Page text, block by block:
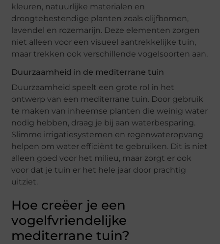
kleuren, natuurlijke materialen en
droogtebestendige planten zoals olijfbomen,
lavendel en rozemarijn. Deze elementen zorgen
niet alleen voor een visueel aantrekkelijke tuin,
maar trekken ook verschillende vogelsoorten aan.
Duurzaamheid in de mediterrane tuin
Duurzaamheid speelt een grote rol in het
ontwerp van een mediterrane tuin. Door gebruik
te maken van inheemse planten die weinig water
nodig hebben, draag je bij aan waterbesparing.
Slimme irrigatiesystemen en regenwateropvang
helpen om water efficiënt te gebruiken. Dit is niet
alleen goed voor het milieu, maar zorgt er ook
voor dat je tuin er het hele jaar door prachtig
uitziet.
Hoe creëer je een
vogelfvriendelijke
mediterrane tuin?